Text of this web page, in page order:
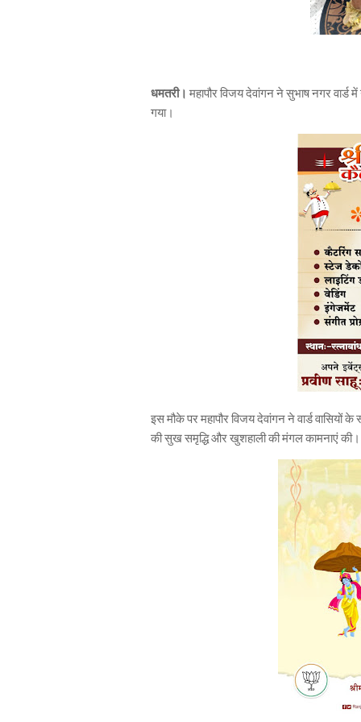
धमतरी। महापौर विजय देवांगन ने सुभाष नगर वार्ड
गया।
इस मौके पर महापौर विजय देवांगन ने वार्ड वासियों
की सुख समृद्धि और खुशहाली की मंगल कामनाएं की।